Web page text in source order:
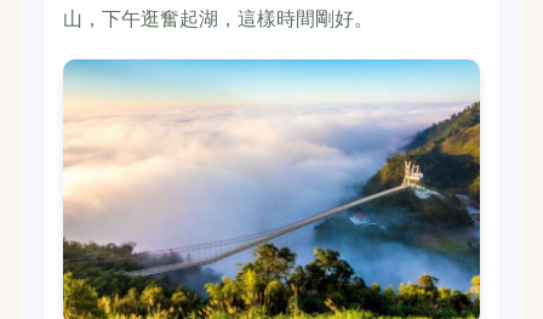
山，下午逛奮起湖，這樣時間剛好。